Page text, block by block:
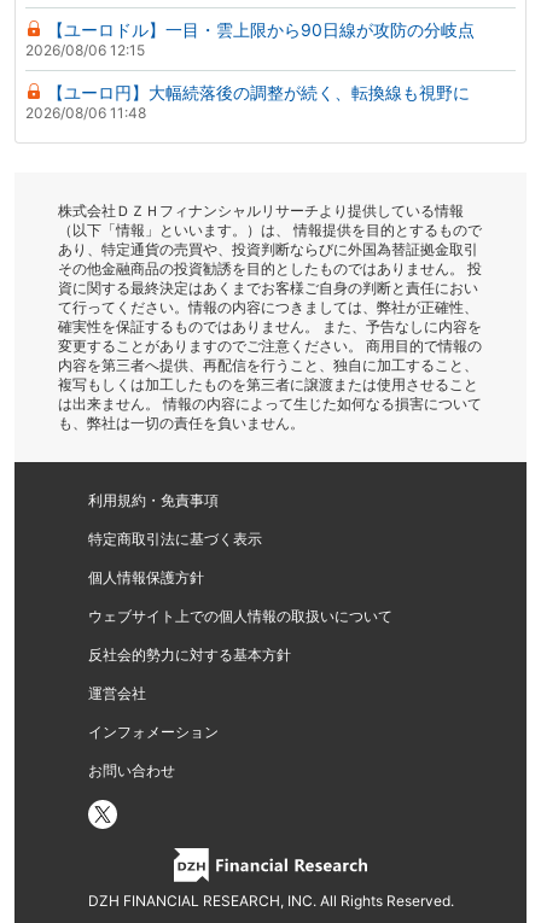
【ユーロドル】一目・雲上限から90日線が攻防の分岐点
2026/08/06 12:15
【ユーロ円】大幅続落後の調整が続く、転換線も視野に
2026/08/06 11:48
株式会社ＤＺＨフィナンシャルリサーチより提供している情報
（以下「情報」といいます。）は、 情報提供を目的とするもので
あり、特定通貨の売買や、投資判断ならびに外国為替証拠金取引
その他金融商品の投資勧誘を目的としたものではありません。 投
資に関する最終決定はあくまでお客様ご自身の判断と責任におい
て行ってください。情報の内容につきましては、弊社が正確性、
確実性を保証するものではありません。 また、予告なしに内容を
変更することがありますのでご注意ください。 商用目的で情報の
内容を第三者へ提供、再配信を行うこと、独自に加工すること、
複写もしくは加工したものを第三者に譲渡または使用させること
は出来ません。 情報の内容によって生じた如何なる損害について
も、弊社は一切の責任を負いません。
利用規約・免責事項
特定商取引法に基づく表示
個人情報保護方針
ウェブサイト上での個人情報の取扱いについて
反社会的勢力に対する基本方針
運営会社
インフォメーション
お問い合わせ
DZH FINANCIAL RESEARCH, INC. All Rights Reserved.